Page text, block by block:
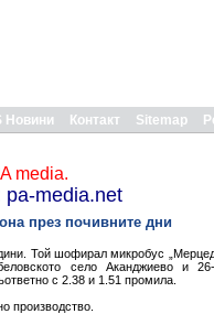
Новини Контакт Sitemap
media.
pa-media.net
през почивните дни
Той шофирал микробус
село Аканджиево и
с 2.38 и 1.51 промила.
производство.